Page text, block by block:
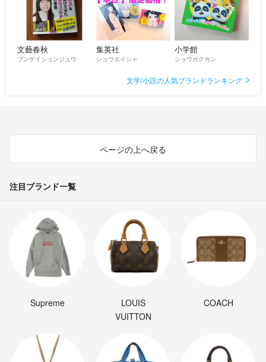
文藝春秋
ブンゲイシュンジュウ
集英社
シュウエイシャ
小学館
ショウガクカン
文学/小説の人気ブランドランキング
ページの上へ戻る
注目ブランド一覧
Supreme
LOUIS
VUITTON
COACH